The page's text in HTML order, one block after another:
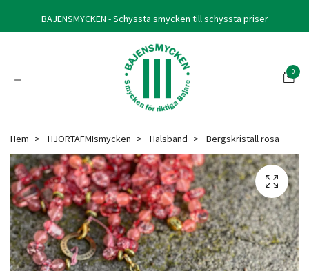
BAJENSMYCKEN - Schyssta smycken till schyssta priser
0
Hem HJORTAFMIsmycken Halsband Bergskristall rosa